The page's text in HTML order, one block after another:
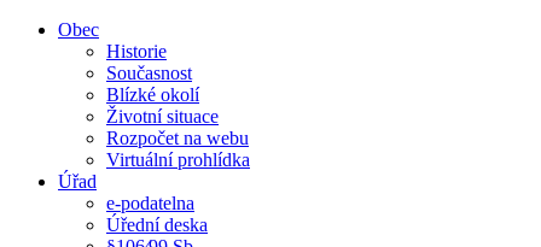
Obec
Historie
Současnost
Blízké okolí
Životní situace
Rozpočet na webu
Virtuální prohlídka
Úřad
e-podatelna
Úřední deska